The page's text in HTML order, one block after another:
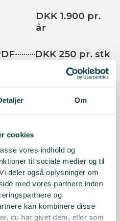
Om
cookies
vores indhold og
til sociale medier og til
deler også oplysninger om
med vores partnere inden
og
kan kombinere disse
du har givet dem, eller som
DKK 1.900 pr.
år
DKK 250 pr. stk
til flere ansatte, studerende
Invest enten som fysisk
et E-abonnement.
gange årligt.